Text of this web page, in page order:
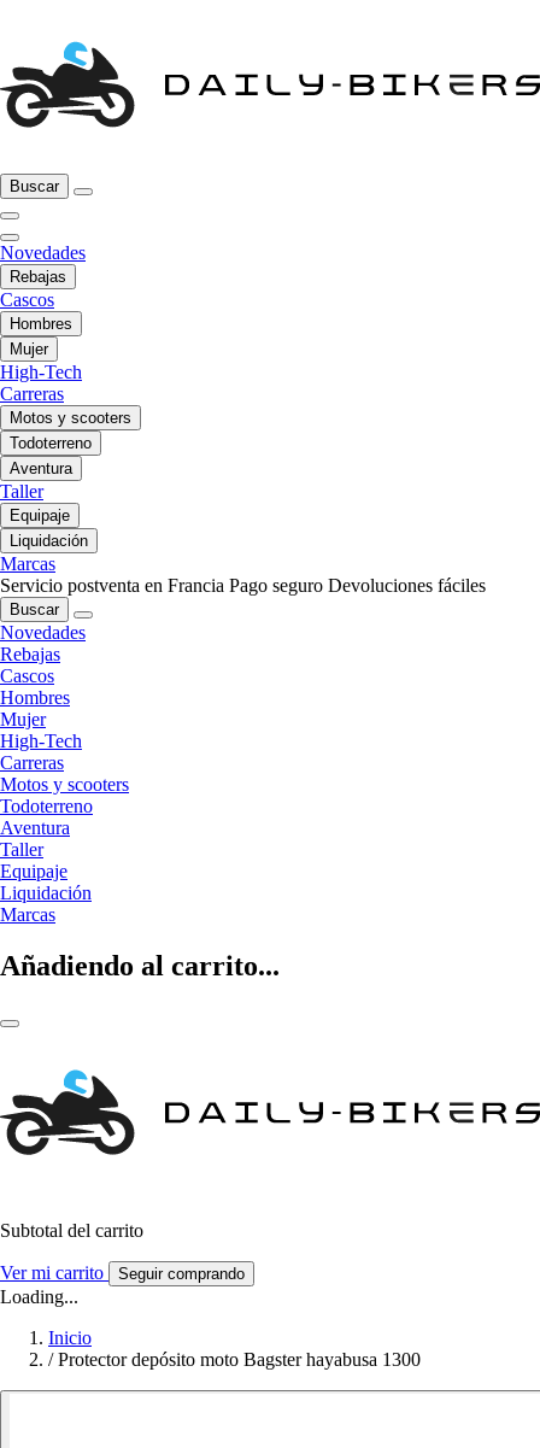
Buscar
Novedades
Rebajas
Cascos
Hombres
Mujer
High-Tech
Carreras
Motos y scooters
Todoterreno
Aventura
Taller
Equipaje
Liquidación
Marcas
Servicio postventa en Francia Pago seguro Devoluciones fáciles
Buscar
Novedades
Rebajas
Cascos
Hombres
Mujer
High-Tech
Carreras
Motos y scooters
Todoterreno
Aventura
Taller
Equipaje
Liquidación
Marcas
Añadiendo al carrito...
Subtotal del carrito
Ver mi carrito Seguir comprando
Loading...
Inicio
/ Protector depósito moto Bagster hayabusa 1300